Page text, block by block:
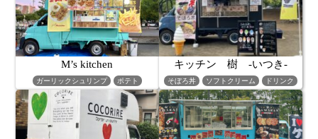
M’s kitchen
ガーリックシュリンプ ポテト
キッチン 樹 -いつき-
そぼろ丼 ソフトクリーム ドリンク